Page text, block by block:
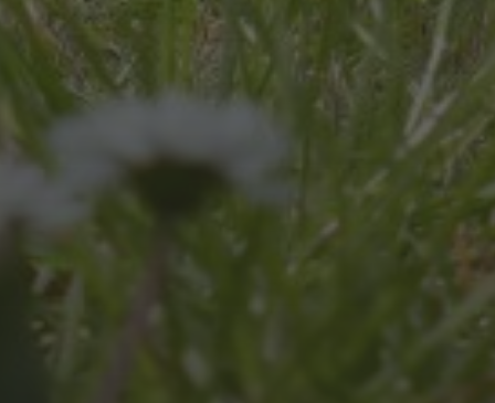
JULI 8, 2026
UNSER SCHUL-/SPORTFEST
2026